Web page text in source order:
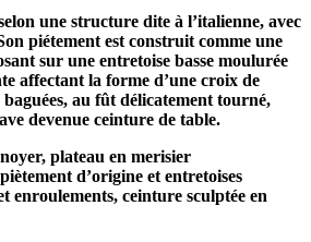
une structure dite à l’italienne, avec
piétement est construit comme une
sur une entretoise basse moulurée
affectant la forme d’une croix de
au fût délicatement tourné,
devenue ceinture de table.
plateau en merisier
d’origine et entretoises
enroulements, ceinture sculptée en